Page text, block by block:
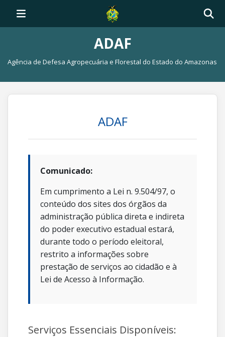
ADAF
Agência de Defesa Agropecuária e Florestal do Estado do Amazonas
ADAF
Comunicado:
Em cumprimento a Lei n. 9.504/97, o
conteúdo dos sites dos órgãos da
administração pública direta e indireta
do poder executivo estadual estará,
durante todo o período eleitoral,
restrito a informações sobre
prestação de serviços ao cidadão e à
Lei de Acesso à Informação.
Serviços Essenciais Disponíveis: